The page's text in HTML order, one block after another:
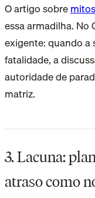
O artigo sobre
essa armadilha. No
exigente: quando
fatalidade, a
autoridade de
matriz.
3. Lacuna:
atraso como